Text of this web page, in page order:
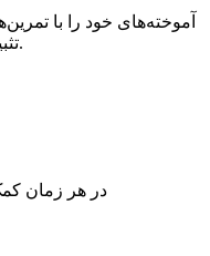
آموخته‌های خود را با
تثبیت شده و دانش عملی‌تان عمیق‌تر شود.
در هر زمان